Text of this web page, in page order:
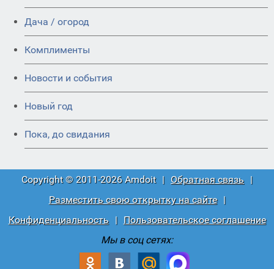
Дача / огород
Комплименты
Новости и события
Новый год
Пока, до свидания
Copyright © 2011-2026 Amdoit | Обратная связь |
Разместить свою открытку на сайте
|
Конфиденциальность
|
Пользовательское соглашение
Мы в соц сетях: